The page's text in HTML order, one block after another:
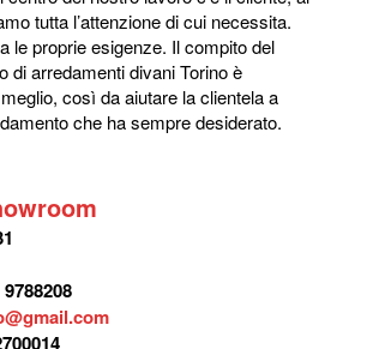
tutta l’attenzione di cui necessita.
le proprie esigenze. Il compito del
di arredamenti divani Torino è
così da aiutare la clientela a
che ha sempre desiderato.